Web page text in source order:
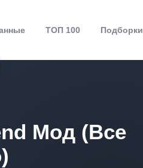
ТОП 100 Подборки
Мод (Все